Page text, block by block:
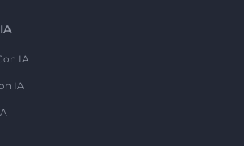
IA
IA